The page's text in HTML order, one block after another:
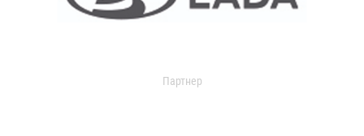
Партнер